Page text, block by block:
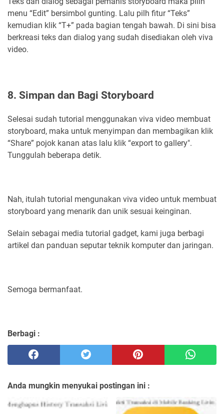
menu “Edit” bersimbol gunting. Lalu pilh fitur “Teks”
kemudian klik “T+” pada bagian tengah bawah. Di sini bisa
berkreasi teks dan dialog yang sudah disediakan oleh viva
video.
8. Simpan dan Bagi Storyboard
Selesai sudah tutorial menggunakan viva video membuat
storyboard, maka untuk menyimpan dan membagikan klik
“Share” pojok kanan atas lalu klik “export to gallery".
Tunggulah beberapa detik.
Nah, itulah tutorial mengunakan viva video untuk membuat
storyboard yang menarik dan unik sesuai keinginan.
Selain sebagai media tutorial gadget, kami juga berbagi
artikel dan panduan seputar teknik komputer dan jaringan.
Semoga bermanfaat.
Berbagi :
Anda mungkin menyukai postingan ini :